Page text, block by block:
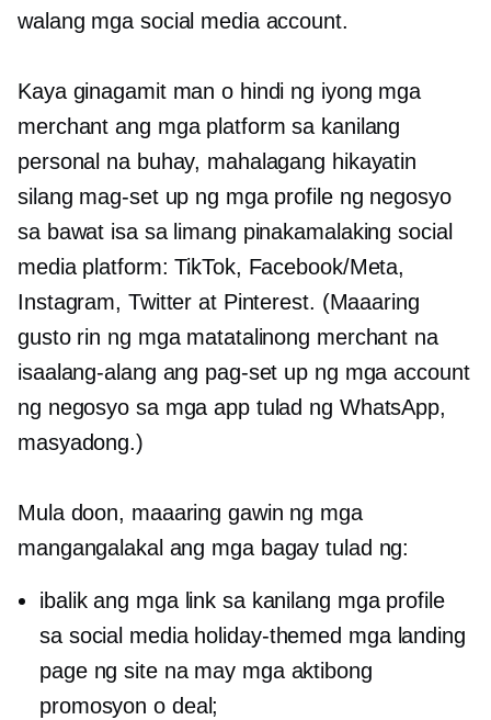
walang mga social media account.
Kaya ginagamit man o hindi ng iyong mga
merchant ang mga platform sa kanilang
personal na buhay, mahalagang hikayatin
silang mag-set up ng mga profile ng negosyo
sa bawat isa sa limang pinakamalaking social
media platform: TikTok, Facebook/Meta,
Instagram, Twitter at Pinterest. (Maaaring
gusto rin ng mga matatalinong merchant na
isaalang-alang ang pag-set up ng mga account
ng negosyo sa mga app tulad ng WhatsApp,
masyadong.)
Mula doon, maaaring gawin ng mga
mangangalakal ang mga bagay tulad ng:
ibalik ang mga link sa kanilang mga profile
sa social media holiday-themed mga landing
page ng site na may mga aktibong
promosyon o deal;